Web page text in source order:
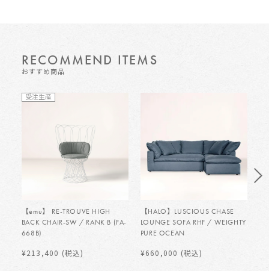
RECOMMEND ITEMS
おすすめ商品
受注生産
【emu】 RE-TROUVE HIGH
BACK CHAIR-SW / RANK B (FA-
668B)
¥213,400 (税込)
【HALO】LUSCIOUS CHASE
LOUNGE SOFA RHF / WEIGHTY
PURE OCEAN
¥660,000 (税込)